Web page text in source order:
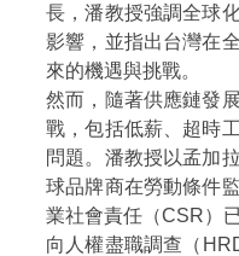
長，潘教授強調全球
影響，並指出台灣在
來的機遇與挑戰。
然而，隨著供應鏈發
戰，包括低薪、超時
問題。潘教授以孟加
球品牌商在勞動條件
業社會責任（CSR）
向人權盡職調查（